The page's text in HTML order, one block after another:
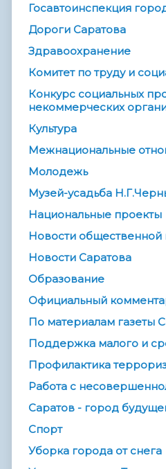
Госавтоинспекция
Дороги Саратова
Здравоохранение
Комитет по труду и
Конкурс социальных
некоммерческих
Культура
Межнациональные
Молодежь
Музей-усадьба
Национальные проекты
Новости общественной
Новости Саратова
Образование
Официальный
По материалам газеты
Поддержка малого и
Профилактика
Работа с
Саратов - город
Спорт
Уборка города от снега